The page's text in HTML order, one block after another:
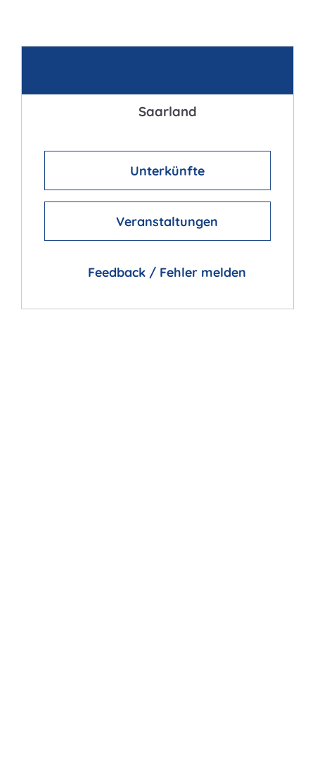
Saarland
Unterkünfte
Veranstaltungen
Feedback / Fehler melden